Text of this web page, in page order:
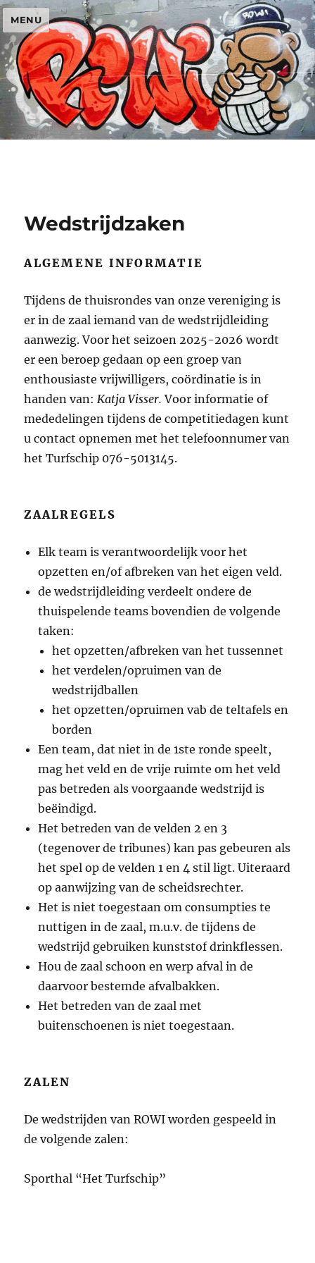
MENU
Wedstrijdzaken
ALGEMENE INFORMATIE
Tijdens de thuisrondes van onze vereniging is
er in de zaal iemand van de wedstrijdleiding
aanwezig. Voor het seizoen 2025-2026 wordt
er een beroep gedaan op een groep van
enthousiaste vrijwilligers, coördinatie is in
handen van:Katja Visser.Voor informatie of
mededelingen tijdens de competitiedagen kunt
u contact opnemen met het telefoonnumer van
het Turfschip 076-5013145.
ZAALREGELS
Elk team is verantwoordelijk voor het
opzetten en/of afbreken van het eigen veld.
de wedstrijdleiding verdeelt ondere de
thuispelende teams bovendien de volgende
taken:
het opzetten/afbreken van het tussennet
het verdelen/opruimen van de
wedstrijdballen
het opzetten/opruimen vab de teltafels en
borden
Een team, dat niet in de 1ste ronde speelt,
mag het veld en de vrije ruimte om het veld
pas betreden als voorgaande wedstrijd is
beëindigd.
Het betreden van de velden 2 en 3
(tegenover de tribunes) kan pas gebeuren als
het spel op de velden 1 en 4 stil ligt. Uiteraard
op aanwijzing van de scheidsrechter.
Het is niet toegestaan om consumpties te
nuttigen in de zaal, m.u.v. de tijdens de
wedstrijd gebruiken kunststof drinkflessen.
Hou de zaal schoon en werp afval in de
daarvoor bestemde afvalbakken.
Het betreden van de zaal met
buitenschoenen is niet toegestaan.
ZALEN
De wedstrijden van ROWI worden gespeeld in
de volgende zalen:
Sporthal “Het Turfschip”